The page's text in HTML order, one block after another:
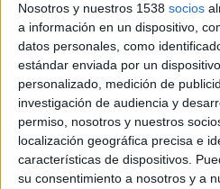
Nosotros y nuestros 1538 socios
a información en un dispositivo,
datos personales, como
estándar enviada por un
personalizado, medición de
investigación de audiencia y
permiso, nosotros y nuestros
localización geográfica precisa e
características de dispositivos.
su consentimiento a nosotros y a
"Un acte reivindicatiu
hauria de fer obrir els
som una immensa
demanem un gest i
dialogar-ho i negociar-
referència al govern